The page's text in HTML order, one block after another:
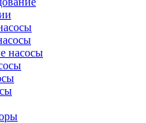
насосы